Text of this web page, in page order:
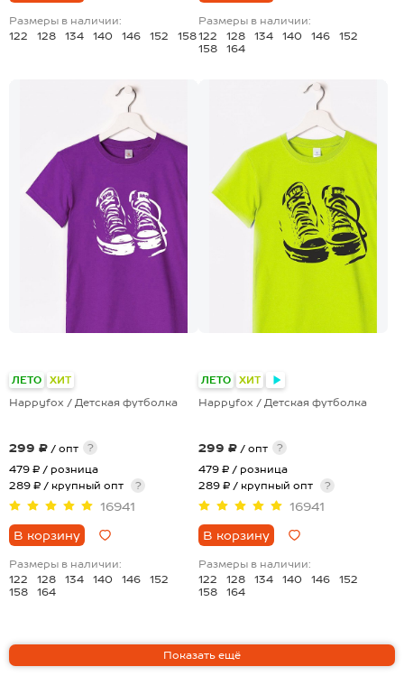
Размеры в наличии:
122
128 134 140 146 152 158
Размеры в наличии:
122
128 134 140 146
152
158
164
ЛЕТО ХИТ
Happyfox / Детская футболка
299 ₽ / опт
?
479 ₽ / розница
289 ₽ / крупный опт
?
16941
В корзину
Размеры в наличии:
122
128 134 140 146
152
158
164
ЛЕТО ХИТ
Happyfox / Детская футболка
299 ₽ / опт
?
479 ₽ / розница
289 ₽ / крупный опт
?
16941
В корзину
Размеры в наличии:
122
128 134 140 146
152
158
164